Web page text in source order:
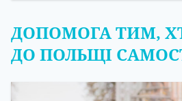
ДОПОМОГА ТИМ,
ДО ПОЛЬЩІ